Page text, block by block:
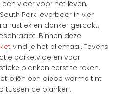
vloer voor het leven.
Park leverbaar in vier
rustiek en donker gerookt,
Binnen deze
vind je het allemaal. Tevens
parketvloeren voor
planken eerst te roken.
oliën een diepe warme tint
tussen de planken.